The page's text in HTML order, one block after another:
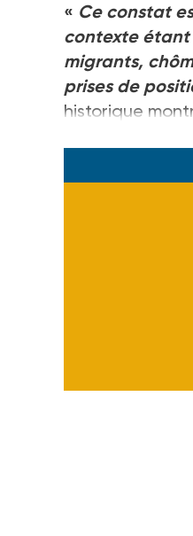
« Ce constat
contexte étant
migrants,
prises de
historique